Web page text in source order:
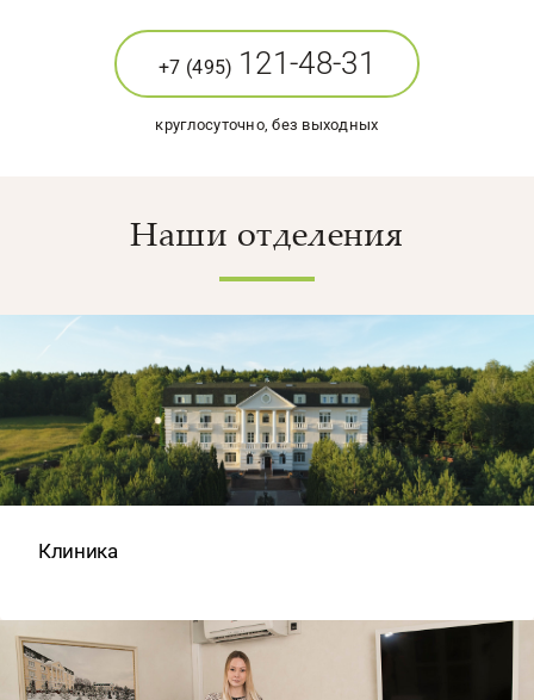
+7 (495) 121-48-31
круглосуточно, без выходных
Наши отделения
Клиника